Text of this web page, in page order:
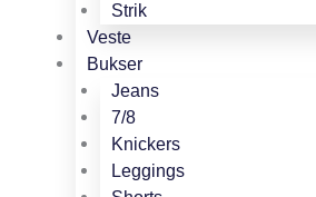
Strik
Veste
Bukser
Jeans
7/8
Knickers
Leggings